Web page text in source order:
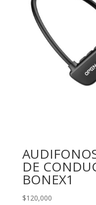
DE
BONEX1
$120,000